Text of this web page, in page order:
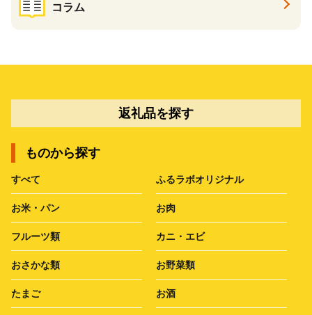
コラム
返礼品を探す
ものから探す
すべて ふるラボオリジナル
お米・パン お肉
フルーツ類 カニ・エビ
おさかな類 お野菜類
たまご お酒